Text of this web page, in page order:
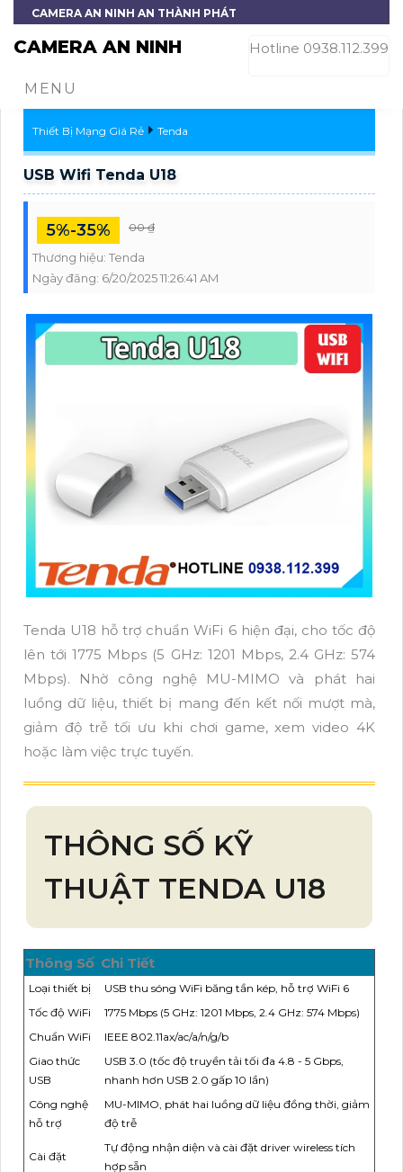
CAMERA AN NINH AN THÀNH PHÁT
CAMERA AN NINH Hotline 0938.112.399
MENU
Thiết Bị Mạng Giá Rẻ Tenda
USB Wifi Tenda U18
5%-35% 00 ₫
Thương hiệu: Tenda
Ngày đăng: 6/20/2025 11:26:41 AM
Tenda U18 hỗ trợ chuẩn WiFi 6 hiện đại, cho tốc độ
lên tới 1775 Mbps (5 GHz: 1201 Mbps, 2.4 GHz: 574
Mbps). Nhờ công nghệ MU-MIMO và phát hai
luồng dữ liệu, thiết bị mang đến kết nối mượt mà,
giảm độ trễ tối ưu khi chơi game, xem video 4K
hoặc làm việc trực tuyến.
THÔNG SỐ KỸ
THUẬT TENDA U18
Thông Số Chi Tiết
Loại thiết bị
USB thu sóng WiFi băng tần kép, hỗ trợ WiFi 6
Tốc độ WiFi
1775 Mbps (5 GHz: 1201 Mbps, 2.4 GHz: 574 Mbps)
Chuẩn WiFi
IEEE 802.11ax/ac/a/n/g/b
Giao thức
USB
USB 3.0 (tốc độ truyền tải tối đa 4.8 - 5 Gbps,
nhanh hơn USB 2.0 gấp 10 lần)
Công nghệ
hỗ trợ
MU-MIMO, phát hai luồng dữ liệu đồng thời, giảm
độ trễ
Cài đặt
Tự động nhận diện và cài đặt driver wireless tích
hợp sẵn